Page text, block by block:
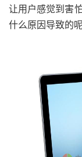
让用户感觉到害
什么原因导致的